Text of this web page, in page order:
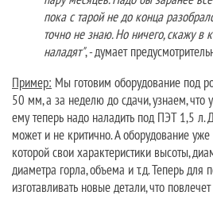
пока с тарой не до конца
точно не знаю. Но ничего, скажу в
наладят", - думает
Пример: Мы готовим оборудование под
50 мм, а за неделю до сдачи, узнаем, что
ему теперь надо наладить под ПЭТ 1,5 л.
может и не критично. А оборудование уже
которой свои характеристики высоты,
диаметра горла, объема и т.д. Теперь для
изготавливать новые детали, что